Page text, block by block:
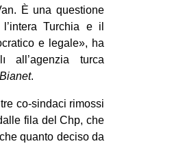
bsky
ms
È una questione
Turchia e il
e legale», ha
all’agenzia turca
Bianet.
co-sindaci rimossi
fila del Chp, che
quanto deciso da